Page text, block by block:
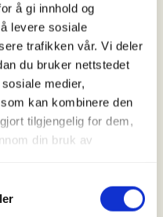
å gi innhold og
levere sosiale
trafikken vår. Vi deler
du bruker nettstedet
medier,
kan kombinere den
tilgjengelig for dem,
din bruk av
834